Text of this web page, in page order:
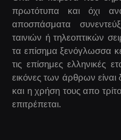
πρωτότυπα και όχι
αποσπάσματα
ταινιών ή τηλεοπτικών
τα επίσημα ξενόγλωσσα
τις επίσημες ελληνικές
εικόνες των άρθρων είναι
και η χρήση τους απο
επιτρέπεται.